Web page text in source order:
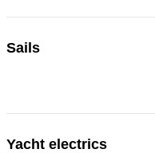
Sails
Yacht electrics